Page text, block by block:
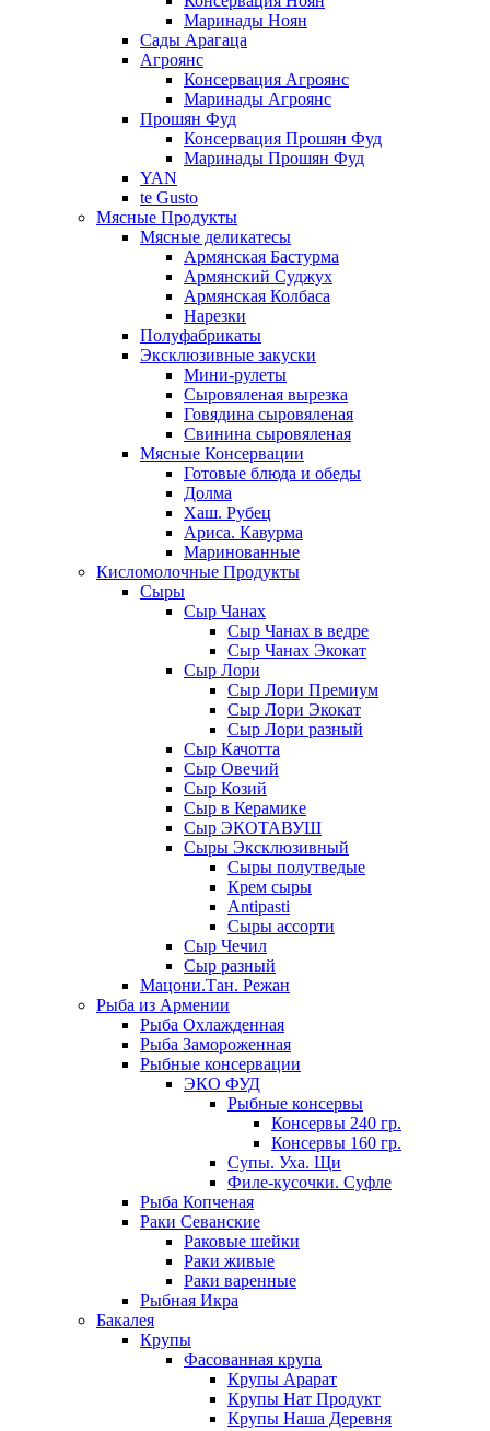
Маринады Ноян
Сады Арагаца
Агроянс
Консервация Агроянс
Маринады Агроянс
Прошян Фуд
Консервация Прошян Фуд
Маринады Прошян Фуд
YAN
te Gusto
Мясные Продукты
Мясные деликатесы
Армянская Бастурма
Армянский Суджух
Армянская Колбаса
Нарезки
Полуфабрикаты
Эксклюзивные закуски
Мини-рулеты
Сыровяленая вырезка
Говядина сыровяленая
Свинина сыровяленая
Мясные Консервации
Готовые блюда и обеды
Долма
Хаш. Рубец
Ариса. Кавурма
Маринованные
Кисломолочные Продукты
Сыры
Сыр Чанах
Сыр Чанах в ведре
Сыр Чанах Экокат
Сыр Лори
Сыр Лори Премиум
Сыр Лори Экокат
Сыр Лори разный
Сыр Качотта
Сыр Овечий
Сыр Козий
Сыр в Керамике
Сыр ЭКОТАВУШ
Сыры Эксклюзивный
Сыры полутведые
Крем сыры
Antipasti
Сыры ассорти
Сыр Чечил
Сыр разный
Мацони.Тан. Режан
Рыба из Армении
Рыба Охлажденная
Рыба Замороженная
Рыбные консервации
ЭКО ФУД
Рыбные консервы
Консервы 240 гр.
Консервы 160 гр.
Супы. Уха. Щи
Филе-кусочки. Суфле
Рыба Копченая
Раки Севанские
Раковые шейки
Раки живые
Раки варенные
Рыбная Икра
Бакалея
Крупы
Фасованная крупа
Крупы Арарат
Крупы Нат Продукт
Крупы Наша Деревня